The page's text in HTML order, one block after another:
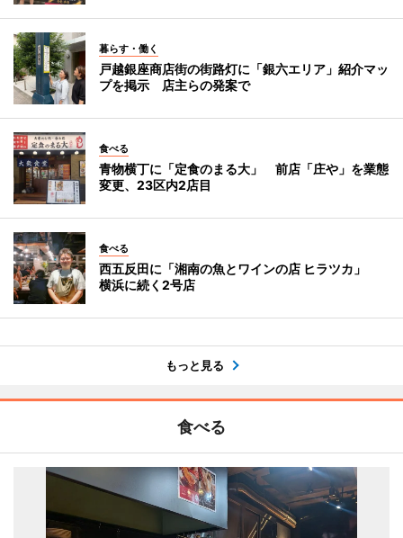
暮らす・働く
戸越銀座商店街の街路灯に「銀六エリア」紹介マッ
プを掲示 店主らの発案で
食べる
青物横丁に「定食のまる大」 前店「庄や」を業態
変更、23区内2店目
食べる
西五反田に「湘南の魚とワインの店 ヒラツカ」
横浜に続く2号店
もっと見る
食べる